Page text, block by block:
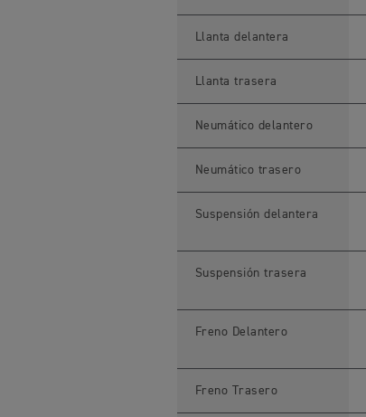
Llanta delantera
Llanta trasera
Neumático delantero
Neumático trasero
Suspensión delantera
Suspensión trasera
Freno Delantero
Freno Trasero